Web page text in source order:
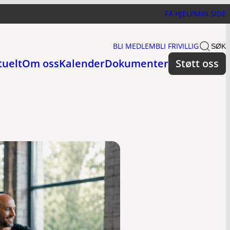
FÅ HJELPMIN SIDE
BLI MEDLEMBLI FRIVILLIG SØK
Om ossKalenderDokumenter Støtt oss